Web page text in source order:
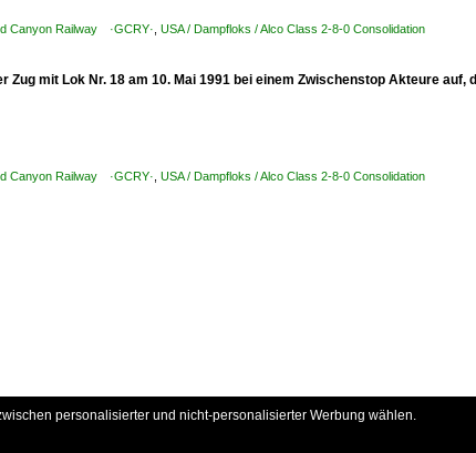
Canyon Railway ·GCRY· USA / Dampfloks / Alco Class 2-8-0 Consolidation
mit Lok Nr. 18 am 10. Mai 1991 bei einem Zwischenstop Akteure auf,
Canyon Railway ·GCRY· USA / Dampfloks / Alco Class 2-8-0 Consolidation
personalisierter und nicht-personalisierter Werbung wählen.